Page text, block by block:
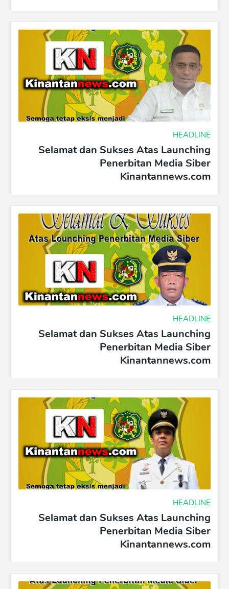
HEADLINE
Selamat dan Sukses Atas Launching
Penerbitan Media Siber
Kinantannews.com
HEADLINE
Selamat dan Sukses Atas Launching
Penerbitan Media Siber
Kinantannews.com
HEADLINE
Selamat dan Sukses Atas Launching
Penerbitan Media Siber
Kinantannews.com